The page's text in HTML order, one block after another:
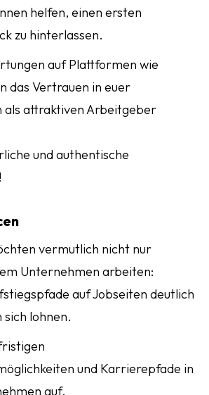
helfen, einen ersten
zu hinterlassen.
auf Plattformen wie
das Vertrauen in euer
als attraktiven Arbeitgeber
und authentische
vermutlich nicht nur
Unternehmen arbeiten:
auf Jobseiten deutlich
sich lohnen.
und Karrierepfade in
auf.